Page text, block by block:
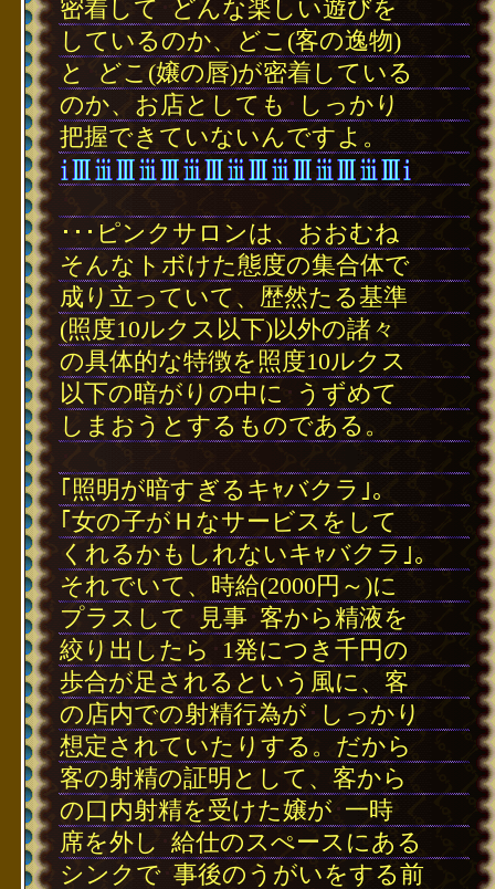
密着して
どんな楽しい遊びを
しているのか、どこ(客の逸物)
と
どこ(嬢の唇)が密着している
のか、お店としても ･ しっかり
把握できていないんですよ。
･･･ピンクサロンは、おおむね
そんなトボけた態度の集合体で
成り立っていて、歴然たる基準
(照度10ルクス以下)以外の諸々
の具体的な特徴を照度10ルクス
以下の暗がりの中に ･ うずめて
しまおうとするものである。
｢照明が暗すぎるキｬバクラ｣｡
｢女の子がＨなサービスをして
くれるかもしれないキｬバクラ｣｡
それでいて、時給(2000円～)に
プラスして
見事 客から精液を
絞り出したら
1発につき千円の
歩合が足されるという風に、客
の店内での射精行為が ･ しっかり
想定されていたりする。だから
客の射精の証明として、客から
の口内射精を受けた嬢が ･ 一時
席を外し 給仕のスぺースにある
シンクで 事後のうがいをする前